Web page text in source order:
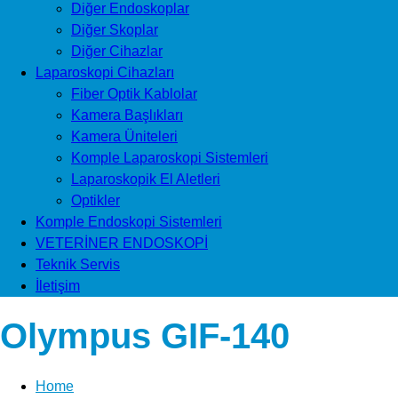
Diğer Endoskoplar
Diğer Skoplar
Diğer Cihazlar
Laparoskopi Cihazları
Fiber Optik Kablolar
Kamera Başlıkları
Kamera Üniteleri
Komple Laparoskopi Sistemleri
Laparoskopik El Aletleri
Optikler
Komple Endoskopi Sistemleri
VETERİNER ENDOSKOPİ
Teknik Servis
İletişim
Olympus GIF-140
Home